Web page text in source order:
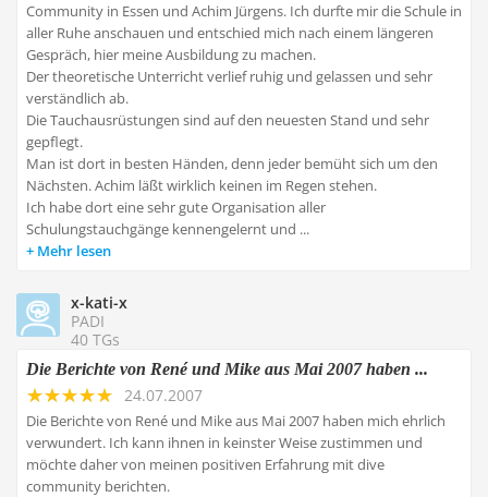
Community in Essen und Achim Jürgens. Ich durfte mir die Schule in
aller Ruhe anschauen und entschied mich nach einem längeren
Gespräch, hier meine Ausbildung zu machen.
Der theoretische Unterricht verlief ruhig und gelassen und sehr
verständlich ab.
Die Tauchausrüstungen sind auf den neuesten Stand und sehr
gepflegt.
Man ist dort in besten Händen, denn jeder bemüht sich um den
Nächsten. Achim läßt wirklich keinen im Regen stehen.
Ich habe dort eine sehr gute Organisation aller
Schulungstauchgänge kennengelernt und ...
Mehr lesen
x-kati-x
PADI
40 TGs
Die Berichte von René und Mike aus Mai 2007 haben ...
24.07.2007
Die Berichte von René und Mike aus Mai 2007 haben mich ehrlich
verwundert. Ich kann ihnen in keinster Weise zustimmen und
möchte daher von meinen positiven Erfahrung mit dive
community berichten.